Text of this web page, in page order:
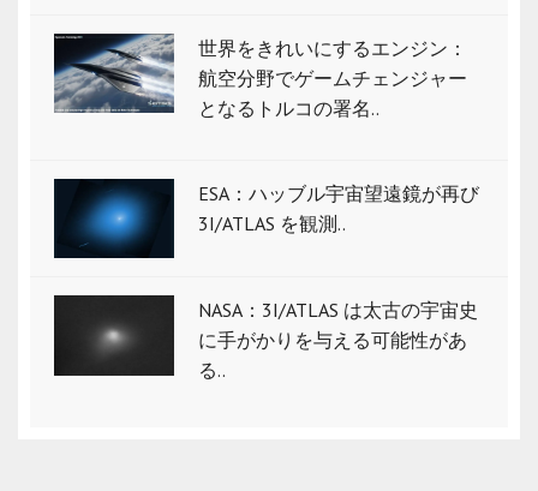
世界をきれいにするエンジン：
航空分野でゲームチェンジャー
となるトルコの署名..
ESA：ハッブル宇宙望遠鏡が再び
3I/ATLAS を観測..
NASA：3I/ATLAS は太古の宇宙史
に手がかりを与える可能性があ
る..